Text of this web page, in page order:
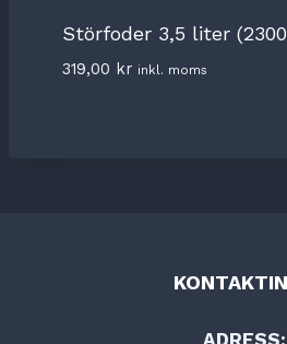
Störfoder 3,5 liter
319,00 kr inkl. moms
ADRESS: